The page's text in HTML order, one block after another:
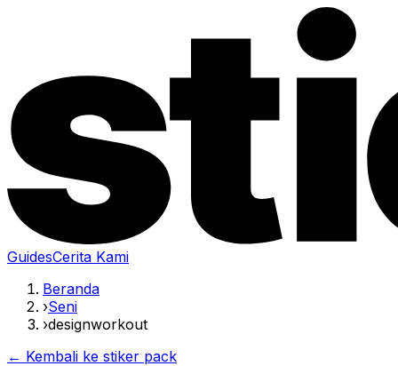
GuidesCerita Kami
Beranda
›Seni
›designworkout
← Kembali ke stiker pack